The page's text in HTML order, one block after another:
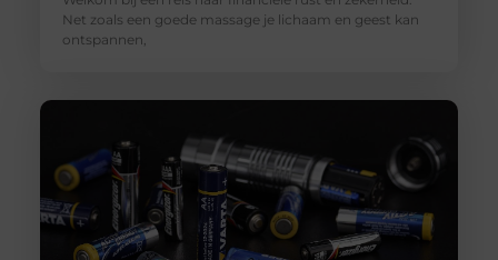
Net zoals een goede massage je lichaam en geest kan
ontspannen,